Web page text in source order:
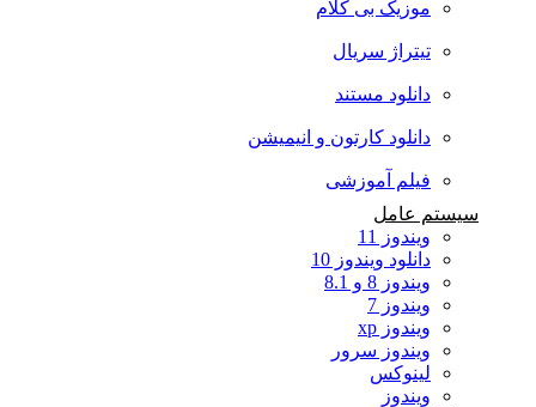
موزیک بی کلام
تیتراژ سریال
دانلود مستند
دانلود کارتون و انیمیشن
فیلم آموزشی
سیستم عامل
ویندوز 11
دانلود ویندوز 10
ویندوز 8 و 8.1
ویندوز 7
ویندوز xp
ویندوز سرور
لینوکس
ویندوز